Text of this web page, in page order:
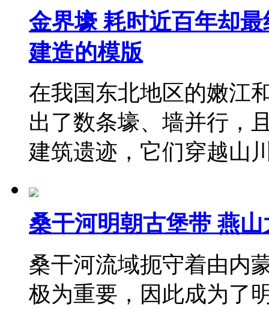
金界壕 耗时近百年却
建造的模版
在我国东北地区的嫩江
出了数条壕、墙并行，
建筑遗迹，它们穿越
桑干河明朝古堡带 燕
桑干河流域扼守着由内
极为重要，因此成为了